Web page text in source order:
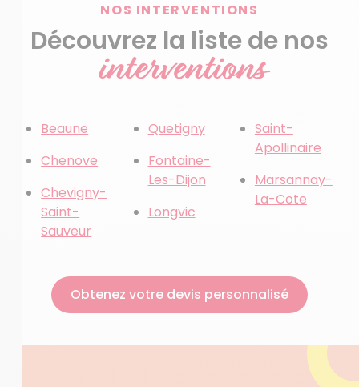
NOS INTERVENTIONS
Découvrez la liste de nos
interventions
Beaune
Chenove
Chevigny-
Saint-
Sauveur
Quetigny
Fontaine-
Les-Dijon
Longvic
Saint-
Apollinaire
Marsannay-
La-Cote
Obtenez votre devis personnalisé